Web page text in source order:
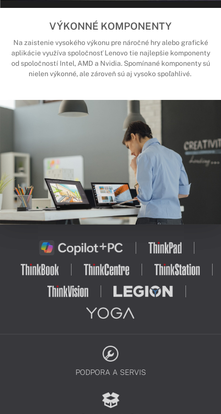
VÝKONNÉ KOMPONENTY
Na zaistenie vysokého výkonu pre náročné hry alebo grafické
aplikácie využíva spoločnosť Lenovo tie najlepšie komponenty
od spoločností Intel, AMD a Nvidia. Spomínané komponenty sú
nielen výkonné, ale zároveň sú aj vysoko spoľahlivé.
PODPORA A SERVIS